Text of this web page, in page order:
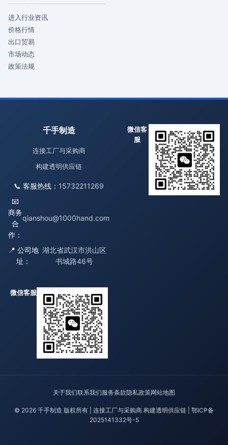
进入行业资讯
价格行情
出口贸易
市场动态
政策法规
千手制造
连接工厂与采购商
构建透明供应链
📞 客服热线： 15732211269
📧
商务
合
作：
qianshou@1000hand.com
📍 公司地
址：
湖北省武汉市洪山区
书城路46号
微信客
服
微信客服
关于我们联系我们服务条款隐私政策网站地图
© 2026 千手制造 版权所有 | 连接工厂与采购商 构建透明供应链 | 鄂ICP备
2025141332号-5